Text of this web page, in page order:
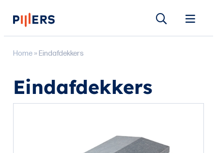
Home» Eindafdekkers
Eindafdekkers